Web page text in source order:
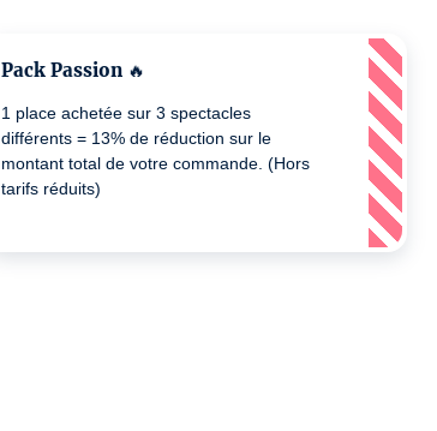
Pack Passion 🔥
1 place achetée sur 3 spectacles
différents = 13% de réduction sur le
montant total de votre commande. (Hors
tarifs réduits)